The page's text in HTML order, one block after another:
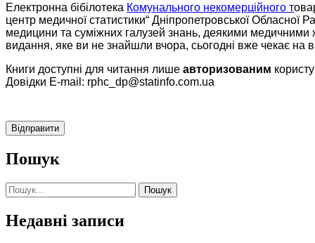
Електронна бібілотека Комунального некомерційного т
центр медичної статистики“ Дні­про­пе­тров­ської Обласної
медицини та суміжних галузей знань, деякими медичними
видання, яке ви не знайшли вчора, сьогодні вже чекає на
Книги доступні для читання лише авторизованим
Довідки E-mail: rphc_dp@statinfo.com.ua
Відправити
Пошук
Шукати:
Недавні записи